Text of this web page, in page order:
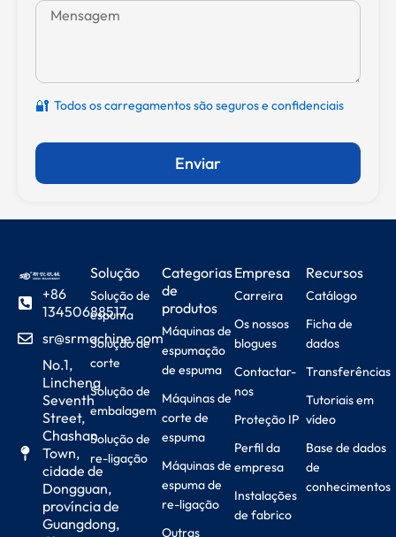
🔐 Todos os carregamentos são seguros e confidenciais
Enviar
+86
13450688517
sr@srmachine.com
No.1,
Lincheng
Seventh
Street,
Chashan
Town,
cidade de
Dongguan,
província de
Guangdong,
Solução
Solução de
espuma
Solução de
corte
Solução de
embalagem
Solução de
re-ligação
Categorias
de
produtos
Máquinas de
espumação
de espuma
Máquinas de
corte de
espuma
Máquinas de
espuma de
re-ligação
Outras
Empresa
Carreira
Os nossos
blogues
Contactar-
nos
Proteção IP
Perfil da
empresa
Instalações
de fabrico
Recursos
Catálogo
Ficha de
dados
Transferências
Tutoriais em
vídeo
Base de dados
de
conhecimentos